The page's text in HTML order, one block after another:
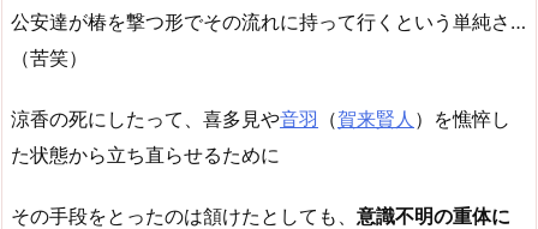
公安達が椿を撃つ形でその流れに持って行くという単純さ…
（苦笑）
涼香の死にしたって、喜多見や音羽 （賀来賢人 ）を憔悴し
た状態から立ち直らせるために
その手段をとったのは頷けたとしても、 意識不明の重体に